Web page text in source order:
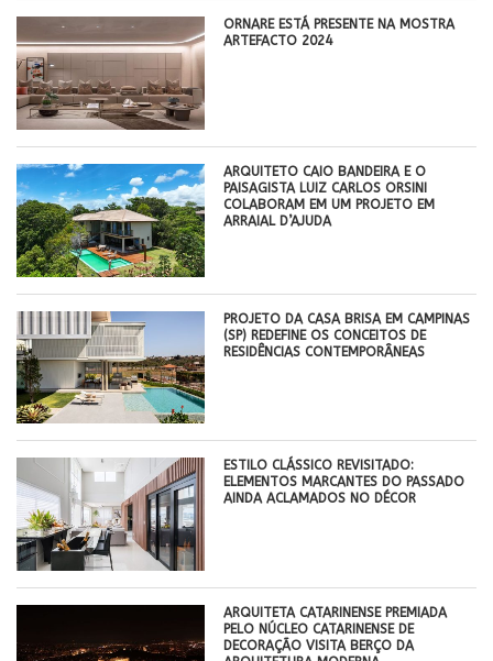
ORNARE ESTÁ PRESENTE NA MOSTRA
ARTEFACTO 2024
ARQUITETO CAIO BANDEIRA E O
PAISAGISTA LUIZ CARLOS ORSINI
COLABORAM EM UM PROJETO EM
ARRAIAL D’AJUDA
PROJETO DA CASA BRISA EM CAMPINAS
(SP) REDEFINE OS CONCEITOS DE
RESIDÊNCIAS CONTEMPORÂNEAS
ESTILO CLÁSSICO REVISITADO:
ELEMENTOS MARCANTES DO PASSADO
AINDA ACLAMADOS NO DÉCOR
ARQUITETA CATARINENSE PREMIADA
PELO NÚCLEO CATARINENSE DE
DECORAÇÃO VISITA BERÇO DA